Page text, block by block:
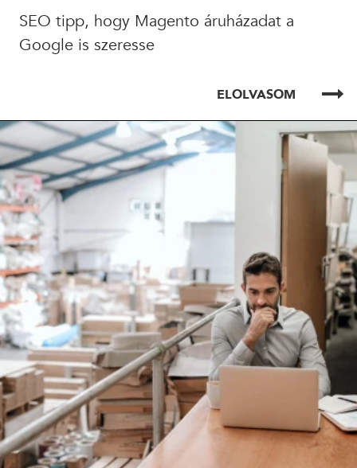
SEO tipp, hogy Magento áruházadat a
Google is szeresse
ELOLVASOM
ELOLVASOM